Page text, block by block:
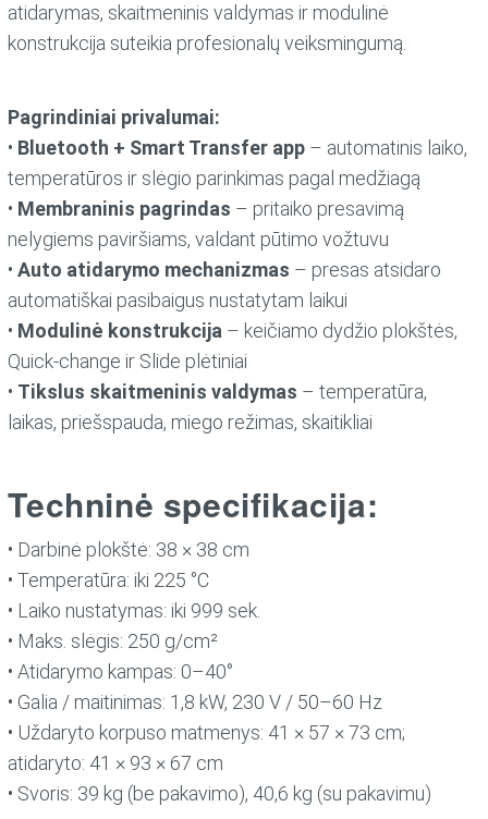
atidarymas, skaitmeninis valdymas ir modulinė
konstrukcija suteikia profesionalų veiksmingumą.
Pagrindiniai privalumai:
• Bluetooth + Smart Transfer app – automatinis laiko,
temperatūros ir slėgio parinkimas pagal medžiagą
• Membraninis pagrindas – pritaiko presavimą
nelygiems paviršiams, valdant pūtimo vožtuvu
•Auto atidarymo mechanizmas – presas atsidaro
automatiškai pasibaigus nustatytam laikui
• Modulinė konstrukcija – keičiamo dydžio plokštės,
Quick‑change ir Slide plėtiniai
• Tikslus skaitmeninis valdymas – temperatūra,
laikas, priešspauda, miego režimas, skaitikliai
Techninė specifikacija:
• Darbinė plokštė: 38 × 38 cm
• Temperatūra: iki 225 °C
• Laiko nustatymas: iki 999 sek.
• Maks. slėgis: 250 g/cm²
• Atidarymo kampas: 0–40°
• Galia / maitinimas: 1,8 kW, 230 V / 50–60 Hz
• Uždaryto korpuso matmenys: 41 × 57 × 73 cm;
atidaryto: 41 × 93 × 67 cm
• Svoris: 39 kg (be pakavimo), 40,6 kg (su pakavimu)